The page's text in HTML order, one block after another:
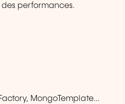
performances.
MongoTemplate...